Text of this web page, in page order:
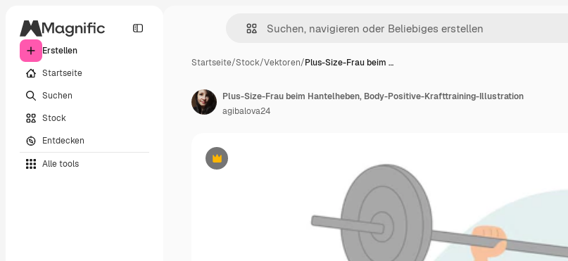
Erstellen
Startseite
Suchen
Stock
Entdecken
Alle tools
Startseite/Stock/Vektoren/Plus-Size-Frau beim …
Premium
Plus-Size-Frau beim Hantelheben, Body-Positive-Krafttraining-Illustration
agibalova24